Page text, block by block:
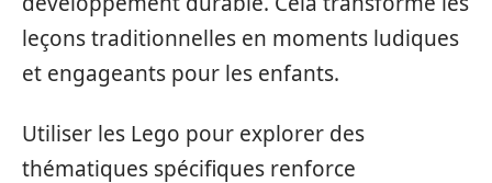
leçons traditionnelles en moments ludiques
et engageants pour les enfants.
Utiliser les Lego pour explorer des
thématiques spécifiques renforce